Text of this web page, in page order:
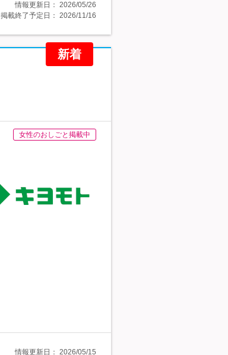
情報更新日： 2026/05/26
掲載終了予定日： 2026/11/16
新着
女性のおしごと掲載中
情報更新日： 2026/05/15